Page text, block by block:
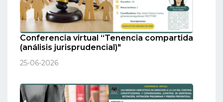
Conferencia virtual “Tenencia compartida
(análisis jurisprudencial)"
25-06-2026